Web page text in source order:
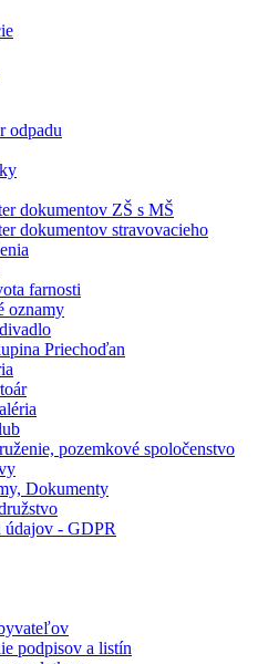
odpadu
dokumentov ZŠ s MŠ
dokumentov stravovacieho
farnosti
oznamy
Priechoďan
pozemkové spoločenstvo
Dokumenty
údajov - GDPR
podpisov a listín